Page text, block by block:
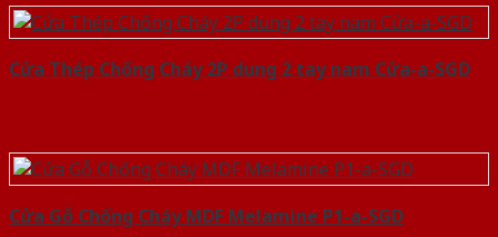
Cửa Thép Chống Cháy 2P dung 2 tay nam Cửa-a-SGD
Cửa Gỗ Chống Cháy MDF Melamine P1-a-SGD